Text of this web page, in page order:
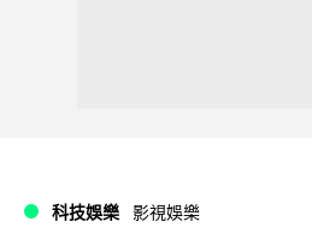
科技娛樂 影視娛樂